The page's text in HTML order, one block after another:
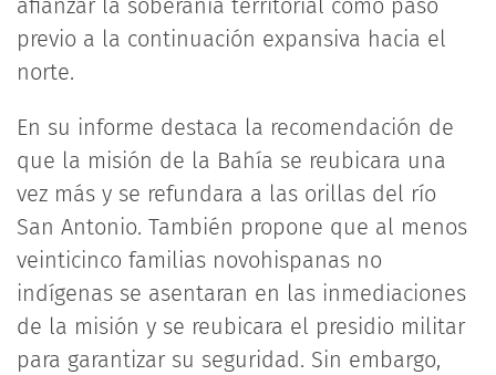
afianzar la soberanía territorial como paso
previo a la continuación expansiva hacia el
norte.
En su informe destaca la recomendación de
que la misión de la Bahía se reubicara una
vez más y se refundara a las orillas del río
San Antonio. También propone que al menos
veinticinco familias novohispanas no
indígenas se asentaran en las inmediaciones
de la misión y se reubicara el presidio militar
para garantizar su seguridad. Sin embargo,